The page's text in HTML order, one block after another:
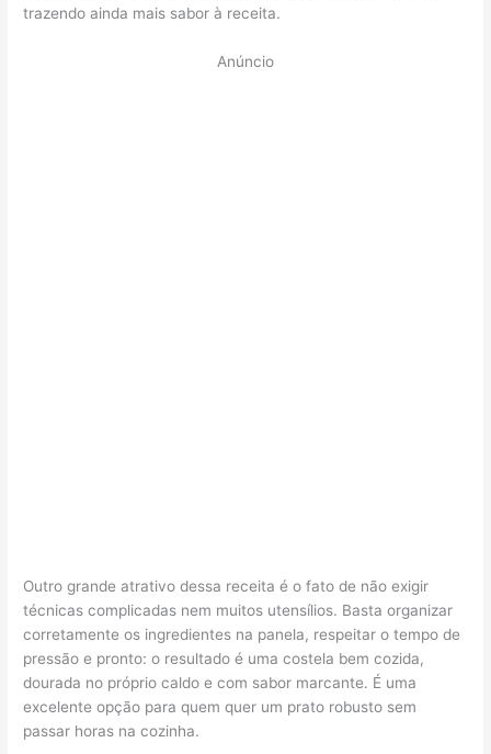
trazendo ainda mais sabor à receita.
Anúncio
Outro grande atrativo dessa receita é o fato de não exigir
técnicas complicadas nem muitos utensílios. Basta organizar
corretamente os ingredientes na panela, respeitar o tempo de
pressão e pronto: o resultado é uma costela bem cozida,
dourada no próprio caldo e com sabor marcante. É uma
excelente opção para quem quer um prato robusto sem
passar horas na cozinha.